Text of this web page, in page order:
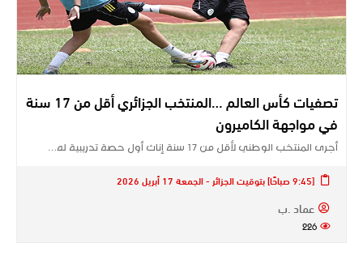
تصفيات كأس العالم …المنتخب الجزائري أقل من 17 سنة
في مواجهة الكاميرون
أجرى المنتخب الوطني لأقل من 17 سنة إناث أول حصة تدريبية له…
[9:45 صباحًا] بتوقيت الجزائر - الجمعة 17 أبريل 2026
عماد .ب
226